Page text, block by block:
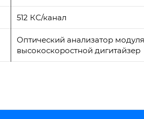
512 КС/канал
Оптический анализатор
высокоскоростной дигитайзер